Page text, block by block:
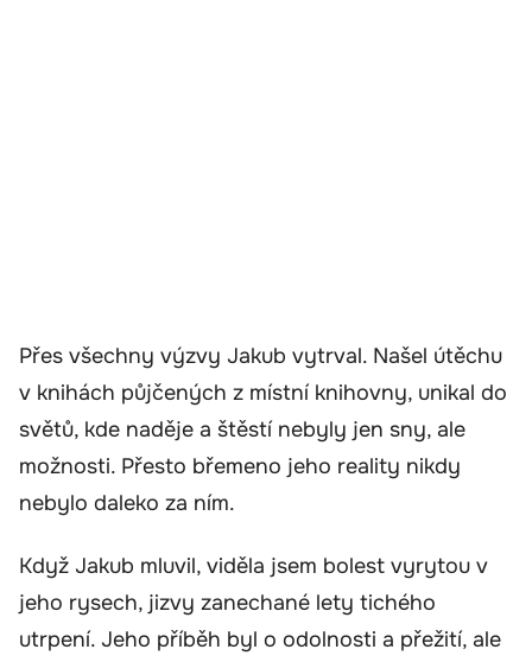
Přes všechny výzvy Jakub vytrval. Našel útěchu
v knihách půjčených z místní knihovny, unikal do
světů, kde naděje a štěstí nebyly jen sny, ale
možnosti. Přesto břemeno jeho reality nikdy
nebylo daleko za ním.
Když Jakub mluvil, viděla jsem bolest vyrytou v
jeho rysech, jizvy zanechané lety tichého
utrpení. Jeho příběh byl o odolnosti a přežití, ale